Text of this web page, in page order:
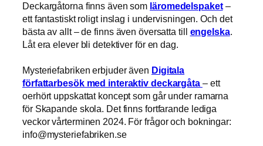
Deckargåtorna finns även som läromedelspaket–
ett fantastiskt roligt inslag i undervisningen. Och det
bästa av allt – de finns även översatta till engelska.
Låt era elever bli detektiver för en dag.
Mysteriefabriken erbjuder även Digitala
författarbesök med interaktiv deckargåta – ett
oerhört uppskattat koncept som går under ramarna
för Skapande skola. Det finns fortfarande lediga
veckor vårterminen 2024. För frågor och bokningar:
info@mysteriefabriken.se